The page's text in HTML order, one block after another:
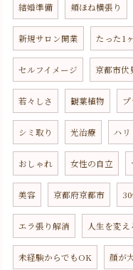
結婚準備 頬ほね横張り
新規サロン開業 たった1
セルフイメージ 京都市伏
若々しさ 観葉植物
シミ取り 光治療 ハリ
おしゃれ 女性の自立
美容 京都府京都市
エラ張り解消 人生を変え
未経験からでもOK 顔が